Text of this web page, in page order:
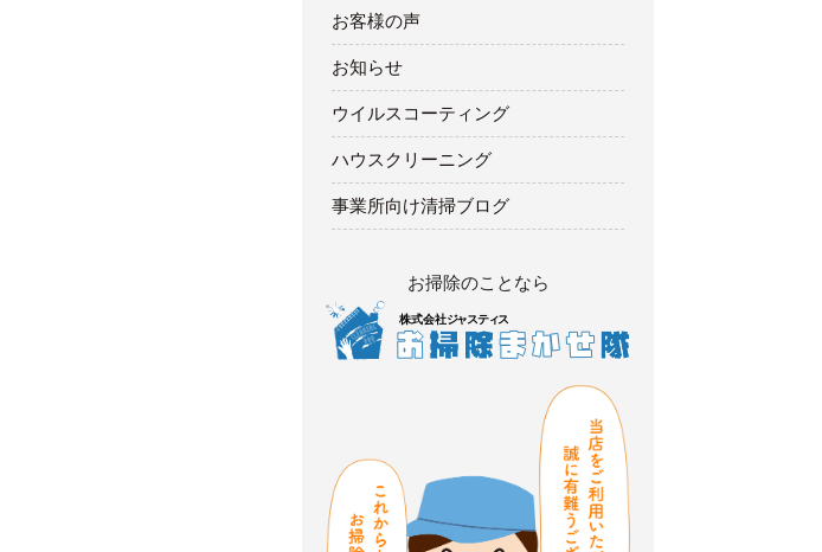
お客様の声
お知らせ
ウイルスコーティング
ハウスクリーニング
事業所向け清掃ブログ
お掃除のことなら